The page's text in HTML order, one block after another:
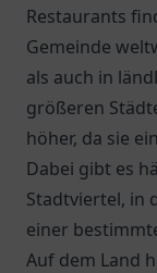
Restaurants
Gemeinde
als auch in
größeren
höher, da sie
Dabei gibt es
Stadtviertel, in
einer
Auf dem Land